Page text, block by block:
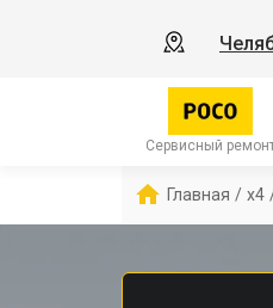
Сервисный
Главная / x4